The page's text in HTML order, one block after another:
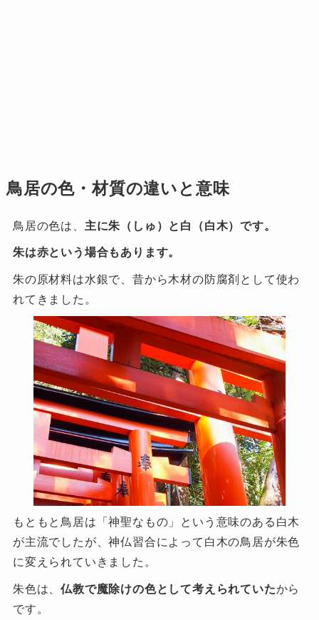
鳥居の色・材質の違いと意味
鳥居の色は、 主に朱（しゅ）と白（白木）です。
朱は赤という場合もあります。
朱の原材料は水銀で、昔から木材の防腐剤として使わ
れてきました。
もともと鳥居は「神聖なもの」という意味のある白木
が主流でしたが、神仏習合によって白木の鳥居が朱色
に変えられていきました。
朱色は、仏教で魔除けの色として考えられていたから
です。